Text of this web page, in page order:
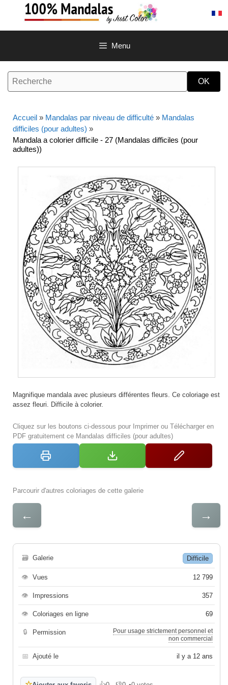
contenu
Menu
Accueil » Mandalas par niveau de difficulté » Mandalas
difficiles (pour adultes) »
Mandala a colorier difficile - 27 (Mandalas difficiles (pour
adultes))
Magnifique mandala avec plusieurs différentes fleurs. Ce coloriage est
assez fleuri. Difficile à colorier.
Cliquez sur les boutons ci-dessous pour Imprimer ou Télécharger en
PDF gratuitement ce Mandalas difficiles (pour adultes)
Parcourir d'autres coloriages de cette galerie
← →
🗃 Galerie Difficile
👁 Vues 12 799
👁 Impressions 357
👁 Coloriages en ligne 69
🔒 Permission
Pour usage strictement personnel et
non commercial
📅 Ajouté le il y a 12 ans